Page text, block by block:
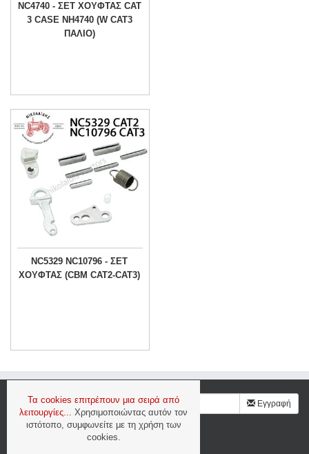
NC4740 - ΣΕΤ ΧΟΥΦΤΑΣ CAT
3 CASE NH4740 (W CAT3
ΠΑΛΙΟ)
NC5329 NC10796 - ΣΕΤ
ΧΟΥΦΤΑΣ (CBM CAT2-CAT3)
Γραφτείτε στο newsletter μας Εγγραφή
Ασφάλεια & Προσωπικά Δεδομένα
Τα cookies επιτρέπουν μια σειρά από
λειτουργίες... Χρησιμοποιώντας αυτόν τον
ιστότοπο, συμφωνείτε με τη χρήση των
cookies.